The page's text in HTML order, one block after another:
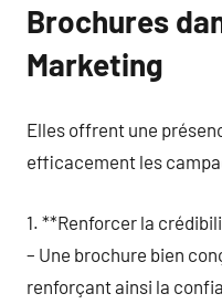
Brochures
Marketing
Elles offrent une
efficacement les
1. **Renforcer la
– Une brochure bien
renforçant ainsi la